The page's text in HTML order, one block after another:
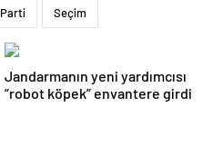
Parti Seçim
Jandarmanın yeni yardımcısı
“robot köpek” envantere girdi